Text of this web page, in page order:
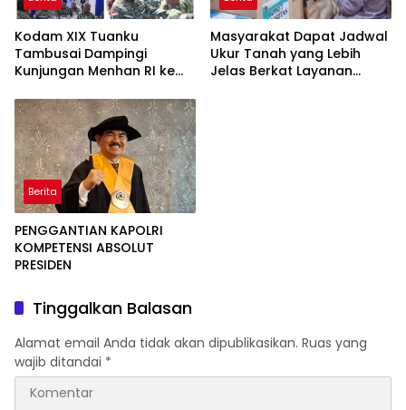
Kodam XIX Tuanku
Tambusai Dampingi
Kunjungan Menhan RI ke
Perkuat Pembangunan
Satuan
Masyarakat Dapat Jadwal
Ukur Tanah yang Lebih
Jelas Berkat Layanan
Berita
PENGGANTIAN KAPOLRI
KOMPETENSI ABSOLUT
PRESIDEN
Tinggalkan Balasan
Alamat email Anda tidak akan dipublikasikan. Ruas yang
wajib ditandai *